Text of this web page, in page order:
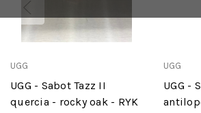
UGG
UGG - Sabot Tazz II
quercia - rocky oak - RYK
UGG
UGG -